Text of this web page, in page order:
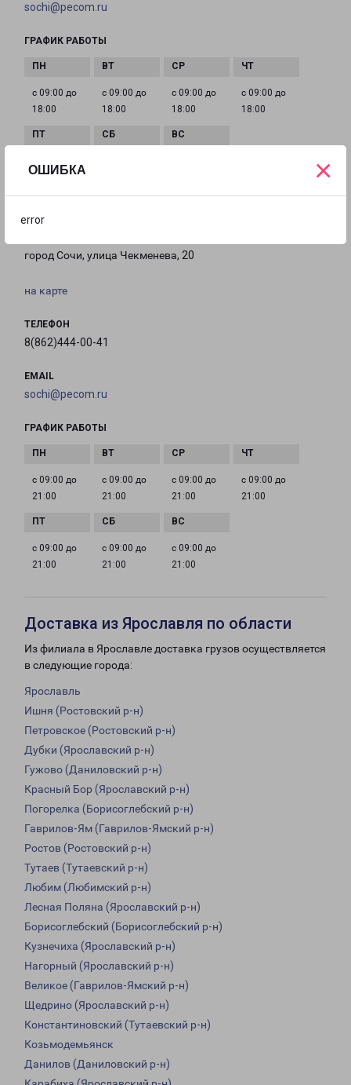
ОШИБКА
error
×
sochi@pecom.ru
ГРАФИК РАБОТЫ
с 09:00 до
18:00
с 09:00 до
18:00
с 09:00 до
18:00
с 09:00 до
18:00
18:00
город Сочи, улица Чекменева, 20
на карте
ТЕЛЕФОН
8(862)444-00-41
EMAIL
sochi@pecom.ru
ГРАФИК РАБОТЫ
с 09:00 до
21:00
с 09:00 до
21:00
с 09:00 до
21:00
с 09:00 до
21:00
с 09:00 до
21:00
с 09:00 до
21:00
с 09:00 до
21:00
Доставка из Ярославля по области
Из филиала в Ярославле доставка грузов осуществляется
в следующие города:
Ярославль
Ишня (Ростовский р-н)
Петровское (Ростовский р-н)
Дубки (Ярославский р-н)
Гужово (Даниловский р-н)
Красный Бор (Ярославский р-н)
Погорелка (Борисоглебский р-н)
Гаврилов-Ям (Гаврилов-Ямский р-н)
Ростов (Ростовский р-н)
Тутаев (Тутаевский р-н)
Любим (Любимский р-н)
Лесная Поляна (Ярославский р-н)
Борисоглебский (Борисоглебский р-н)
Кузнечиха (Ярославский р-н)
Нагорный (Ярославский р-н)
Великое (Гаврилов-Ямский р-н)
Щедрино (Ярославский р-н)
Константиновский (Тутаевский р-н)
Козьмодемьянск
Данилов (Даниловский р-н)